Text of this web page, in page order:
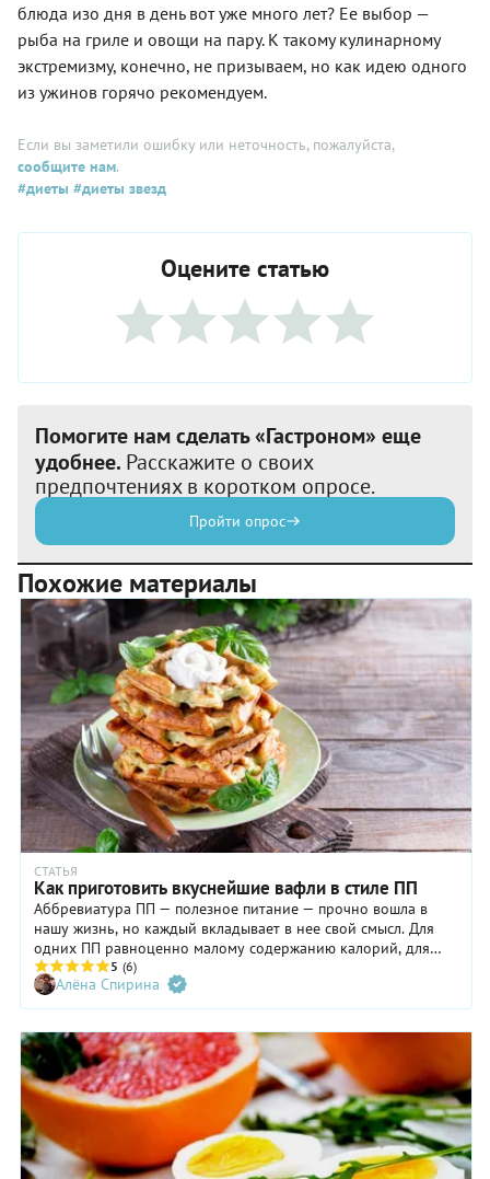
блюда изо дня в день вот уже много лет? Ее выбор —
рыба на гриле и овощи на пару. К такому кулинарному
экстремизму, конечно, не призываем, но как идею одного
из ужинов горячо рекомендуем.
Если вы заметили ошибку или неточность, пожалуйста,
сообщите нам.
#диеты #диеты звезд
Оцените статью
Помогите нам сделать «Гастроном» еще
удобнее. Расскажите о своих
предпочтениях в коротком опросе.
Пройти опрос
Похожие материалы
СТАТЬЯ
Как приготовить вкуснейшие вафли в стиле ПП
Аббревиатура ПП — полезное питание — прочно вошла в
нашу жизнь, но каждый вкладывает в нее свой смысл. Для
одних ПП равноценно малому содержанию калорий, для
других — пониженному количеству жира и углеводов, но
повышенному белков, третьи — те, кто на «кето», — видят ПП
в высоком содержании жиров, четвертые ратуют за
минимизацию углеводов и/или отказ от глютена.
5 (6)
Алёна Спирина